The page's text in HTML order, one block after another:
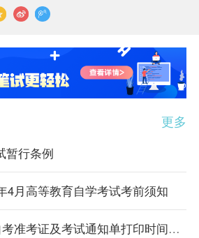
更多
暂行条例
4月高等教育自学考试考前须知
各省2024年4月自考准考证及考试通知单打印时间及入口汇总